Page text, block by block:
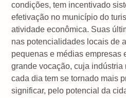
condições, tem incentivado
efetivação no município do
atividade econômica. Suas
nas potencialidades locais de
pequenas e médias empresas
grande vocação, cuja indústria
cada dia tem se tornado mais
significar, pelo potencial da